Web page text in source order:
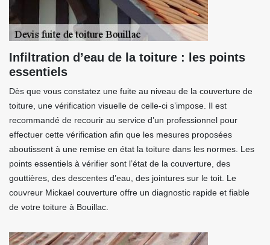
Infiltration d’eau de la toiture : les points
essentiels
Dès que vous constatez une fuite au niveau de la couverture de
toiture, une vérification visuelle de celle-ci s’impose. Il est
recommandé de recourir au service d’un professionnel pour
effectuer cette vérification afin que les mesures proposées
aboutissent à une remise en état la toiture dans les normes. Les
points essentiels à vérifier sont l’état de la couverture, des
gouttières, des descentes d’eau, des jointures sur le toit. Le
couvreur Mickael couverture offre un diagnostic rapide et fiable
de votre toiture à Bouillac.